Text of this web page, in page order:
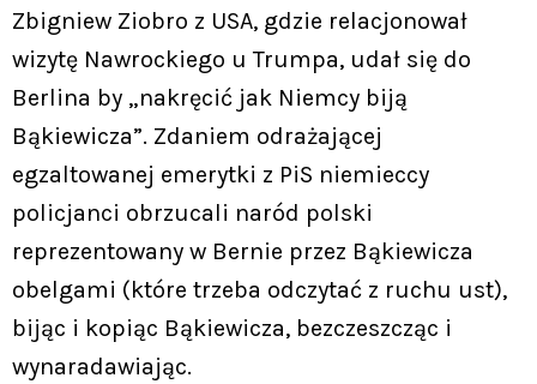
Zbigniew Ziobro z USA, gdzie relacjonował
wizytę Nawrockiego u Trumpa, udał się do
Berlina by „nakręcić jak Niemcy biją
Bąkiewicza”. Zdaniem odrażającej
egzaltowanej emerytki z PiS niemieccy
policjanci obrzucali naród polski
reprezentowany w Bernie przez Bąkiewicza
obelgami (które trzeba odczytać z ruchu ust),
bijąc i kopiąc Bąkiewicza, bezczeszcząc i
wynaradawiając.